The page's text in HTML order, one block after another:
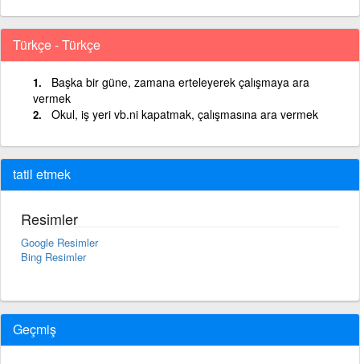
Türkçe - Türkçe
Başka bir güne, zamana erteleyerek çalışmaya ara
vermek
Okul, iş yeri vb.ni kapatmak, çalışmasına ara vermek
tatil etmek
Resimler
Google Resimler
Bing Resimler
Geçmiş